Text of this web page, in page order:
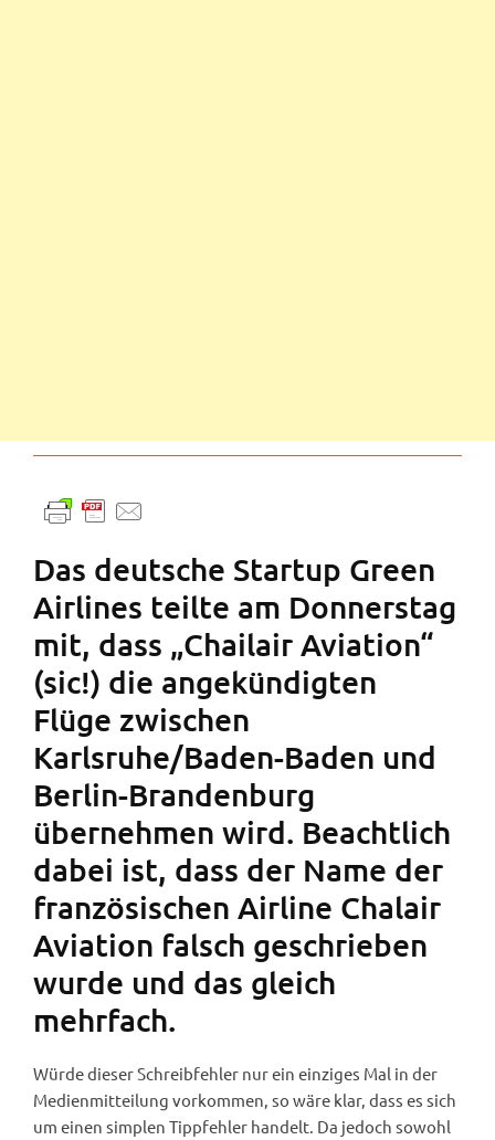
Das deutsche Startup Green
Airlines teilte am Donnerstag
mit, dass „Chailair Aviation“
(sic!) die angekündigten
Flüge zwischen
Karlsruhe/Baden-Baden und
Berlin-Brandenburg
übernehmen wird. Beachtlich
dabei ist, dass der Name der
französischen Airline Chalair
Aviation falsch geschrieben
wurde und das gleich
mehrfach.
Würde dieser Schreibfehler nur ein einziges Mal in der
Medienmitteilung vorkommen, so wäre klar, dass es sich
um einen simplen Tippfehler handelt. Da jedoch sowohl